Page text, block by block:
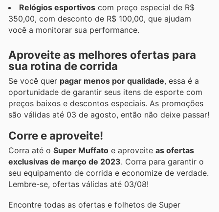
Relógios esportivos com preço especial de R$
350,00, com desconto de R$ 100,00, que ajudam
você a monitorar sua performance.
Aproveite as melhores ofertas para
sua rotina de corrida
Se você quer pagar menos por qualidade, essa é a
oportunidade de garantir seus itens de esporte com
preços baixos e descontos especiais. As promoções
são válidas até 03 de agosto, então não deixe passar!
Corre e aproveite!
Corra até o Super Muffato e aproveite as ofertas
exclusivas de março de 2023. Corra para garantir o
seu equipamento de corrida e economize de verdade.
Lembre-se, ofertas válidas até 03/08!
Encontre todas as ofertas e folhetos de Super